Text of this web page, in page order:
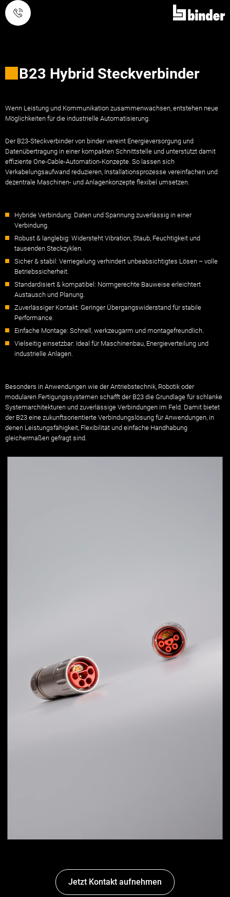
B23 Hybrid Steckverbinder
Wenn Leistung und Kommunikation zusammenwachsen, entstehen neue
Möglichkeiten für die industrielle Automatisierung.
Der B23-Steckverbinder von binder vereint Energieversorgung und
Datenübertragung in einer kompakten Schnittstelle und unterstützt damit
effiziente One-Cable-Automation-Konzepte. So lassen sich
Verkabelungsaufwand reduzieren, Installationsprozesse vereinfachen und
dezentrale Maschinen- und Anlagenkonzepte flexibel umsetzen.
Hybride Verbindung: Daten und Spannung zuverlässig in einer
Verbindung.
Robust & langlebig: Widersteht Vibration, Staub, Feuchtigkeit und
tausenden Steckzyklen.
Sicher & stabil: Verriegelung verhindert unbeabsichtigtes Lösen – volle
Betriebssicherheit.
Standardisiert & kompatibel: Normgerechte Bauweise erleichtert
Austausch und Planung.
Zuverlässiger Kontakt: Geringer Übergangswiderstand für stabile
Performance.
Einfache Montage: Schnell, werkzeugarm und montagefreundlich.
Vielseitig einsetzbar: Ideal für Maschinenbau, Energieverteilung und
industrielle Anlagen.
Besonders in Anwendungen wie der Antriebstechnik, Robotik oder
modularen Fertigungssystemen schafft der B23 die Grundlage für schlanke
Systemarchitekturen und zuverlässige Verbindungen im Feld. Damit bietet
der B23 eine zukunftsorientierte Verbindungslösung für Anwendungen, in
denen Leistungsfähigkeit, Flexibilität und einfache Handhabung
gleichermaßen gefragt sind.
Jetzt Kontakt aufnehmen